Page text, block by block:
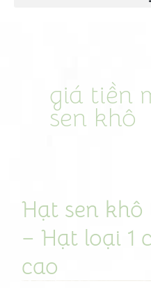
giá tiền
sen khô
Hạt sen
– Hạt loại 1
cao
Hạt
sen
tại